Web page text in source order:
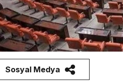
Sosyal Medya